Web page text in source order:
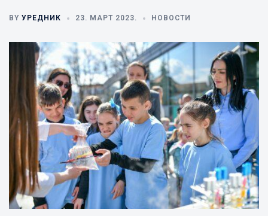
BY УРЕДНИК 23. МАРТ 2023. НОВОСТИ